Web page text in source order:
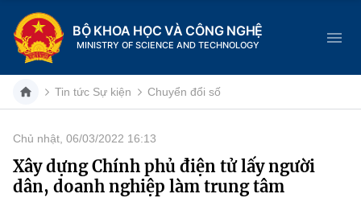
BỘ KHOA HỌC VÀ CÔNG NGHỆ
MINISTRY OF SCIENCE AND TECHNOLOGY
Danh mục
Trang chủ
Tin tức Sự kiện Chuyển đổi số
Chủ nhật, 06/03/2022 16:13
Xây dựng Chính phủ điện tử lấy người
dân, doanh nghiệp làm trung tâm